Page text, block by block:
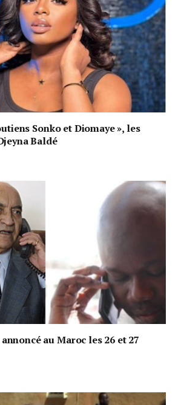
Sonko et Diomaye », les
Baldé
au Maroc les 26 et 27